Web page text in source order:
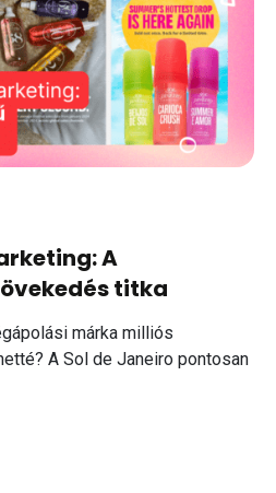
A
titka
márka milliós
A Sol de Janeiro pontosan